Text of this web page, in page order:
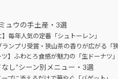
ュウの手土産・3選
】毎年人気の定番「シュトーレン」
ランプリ受賞・狭山茶の香りが広がる「
ツ】ふわとろ食感が魅力の「生ドーナツ
し”シーン別メニュー・3選